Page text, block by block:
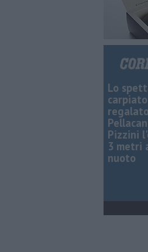
Lo
Pizzini
3 metri
nuoto